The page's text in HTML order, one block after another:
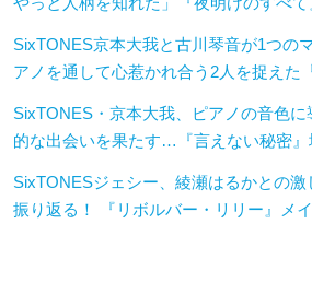
SixTONES京本大我と古川琴音が1つの
アノを通して心惹かれ合う2人を捉えた
SixTONES・京本大我、ピアノの音色
的な出会いを果たす…『言えない秘密』
SixTONESジェシー、綾瀬はるかとの
振り返る！ 『リボルバー・リリー』メ